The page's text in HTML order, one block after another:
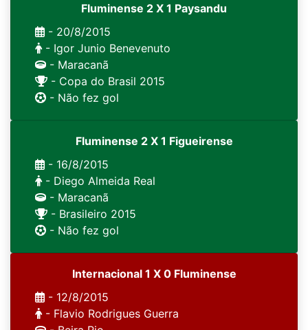
Fluminense 2 X 1 Paysandu
- 20/8/2015
- Igor Junio Benevenuto
- Maracanã
- Copa do Brasil 2015
- Não fez gol
Fluminense 2 X 1 Figueirense
- 16/8/2015
- Diego Almeida Real
- Maracanã
- Brasileiro 2015
- Não fez gol
Internacional 1 X 0 Fluminense
- 12/8/2015
- Flavio Rodrigues Guerra